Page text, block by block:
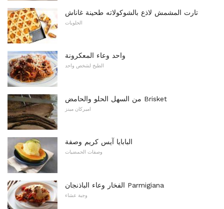
تارت المشمش لاذع بالشوكولاته طحينة غاناش
الحلويات
واحد وعاء المعكرونة
الطبخ لشخص واحد
من السهل الحلو والحامض Brisket
اميركان مينز
البابايا آيس كريم وصفة
وصفات الحمضيات
الفخار وعاء الباذنجان Parmigiana
وجبة عشاء